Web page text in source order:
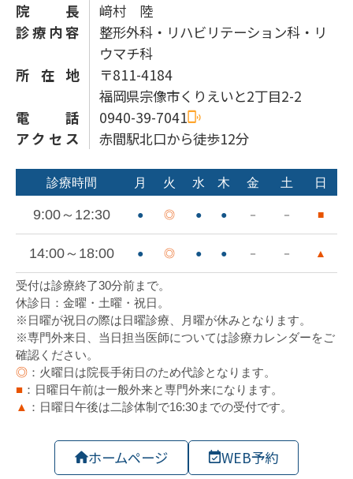
院長
﨑村 陸
診療内容
整形外科・リハビリテーション科・リ
ウマチ科
所在地
〒811-4184
福岡県宗像市くりえいと2丁目2-2
電話
0940-39-7041
アクセス
赤間駅北口から徒歩12分
ホームページ WEB予約